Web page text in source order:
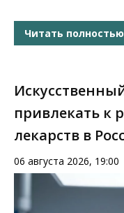
Читать полностью
привлекать к
лекарств в
06 августа 2026, 19:00